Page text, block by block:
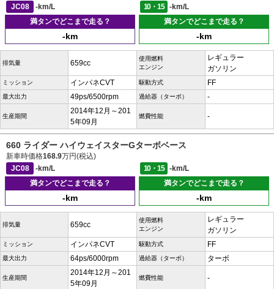
JC08
-km/L 10・15
-km/L
満タンでどこまで走る？
-km
満タンでどこまで走る？
-km
排気量 659cc
使用燃料
エンジン
レギュラー
ガソリン
ミッション インパネCVT 駆動方式 FF
最大出力 49ps/6500rpm 過給器（ターボ） -
生産期間
2014年12月～201
5年09月
燃費性能 -
660 ライダー ハイウェイスターGターボベース
新車時価格168.9万円(税込)
JC08
-km/L 10・15
-km/L
満タンでどこまで走る？
-km
満タンでどこまで走る？
-km
排気量 659cc
使用燃料
エンジン
レギュラー
ガソリン
ミッション インパネCVT 駆動方式 FF
最大出力 64ps/6000rpm 過給器（ターボ） ターボ
生産期間
2014年12月～201
5年09月
燃費性能 -